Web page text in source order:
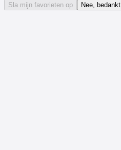
Sla mijn favorieten op Nee, bedankt